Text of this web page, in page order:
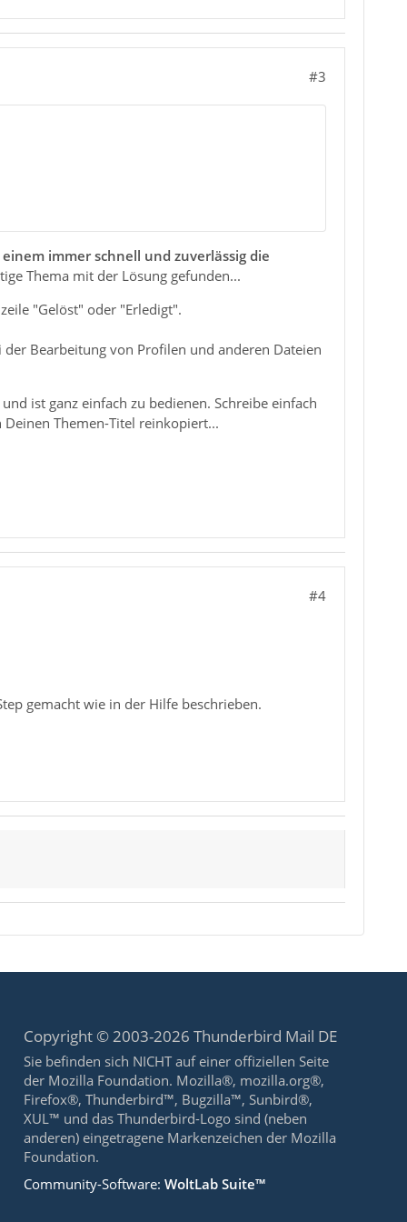
#3
immer schnell und zuverlässig die
Thema mit der Lösung gefunden...
"Gelöst" oder "Erledigt".
Bearbeitung von Profilen und anderen Dateien
ist ganz einfach zu bedienen. Schreibe einfach
Deinen Themen-Titel reinkopiert...
#4
gemacht wie in der Hilfe beschrieben.
Copyright © 2003-2026 Thunderbird Mail DE
Sie befinden sich NICHT auf einer offiziellen Seite
der Mozilla Foundation. Mozilla®, mozilla.org®,
Firefox®, Thunderbird™, Bugzilla™, Sunbird®,
XUL™ und das Thunderbird-Logo sind (neben
anderen) eingetragene Markenzeichen der Mozilla
Foundation.
Community-Software:WoltLab Suite™